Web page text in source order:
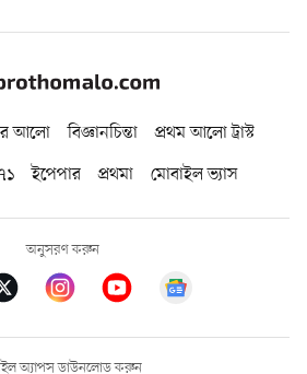
আলো বিজ্ঞানচিন্তা
প্রথম আলো ট্রাস্ট
ইপেপার প্রথমা মোবাইল ভ্যাস
অনুসরণ করুন
অ্যাপস ডাউনলোড করুন